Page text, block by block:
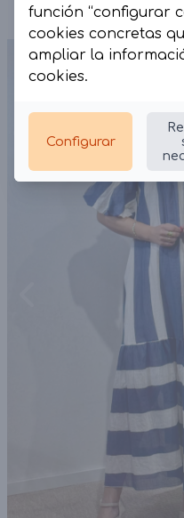
función “configurar
cookies concretas
ampliar la
cookies.
Configurar